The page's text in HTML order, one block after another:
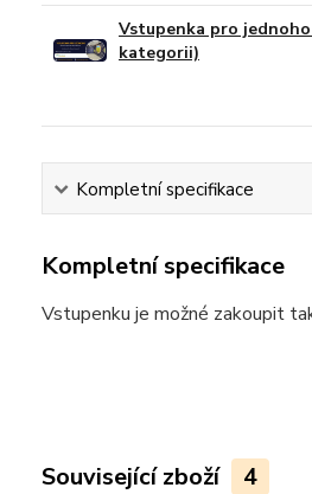
Vstupenka pro
kategorii)
Kompletní specifikace
Kompletní specifikace
Vstupenku je možné zakoupit
Související zboží 4